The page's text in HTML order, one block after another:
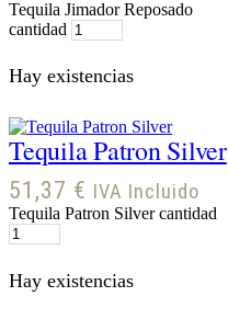
Tequila Jimador Reposado
cantidad
Hay existencias
Tequila Patron Silver
51,37 € IVA Incluido
Tequila Patron Silver cantidad
Hay existencias